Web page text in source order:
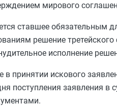
мирового
ставшее обязательным
решение
исполнение
в принятии искового
поступления заявления